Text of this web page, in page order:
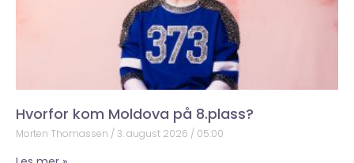
Hvorfor kom Moldova på 8.plass?
Morten Thomassen 3. august 2026 05:00